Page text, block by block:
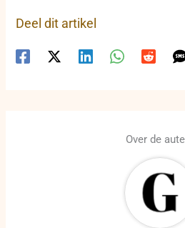
Deel dit artikel
Over de